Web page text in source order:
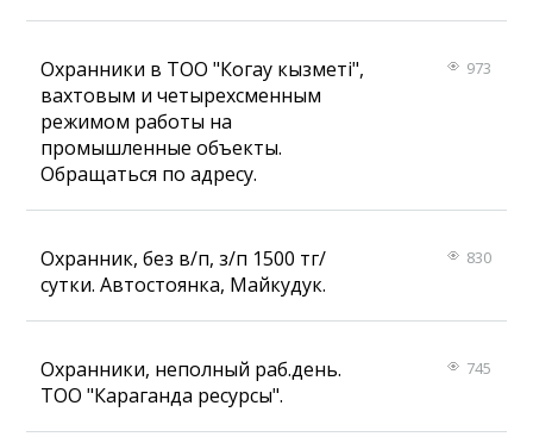
Охранники в ТОО "Когау кызметi",
вахтовым и четырехсменным
режимом работы на
промышленные объекты.
Обращаться по адресу.
973
Охранник, без в/п, з/п 1500 тг/
сутки. Автостоянка, Майкудук.
830
Охранники, неполный раб.день.
ТОО "Караганда ресурсы".
745